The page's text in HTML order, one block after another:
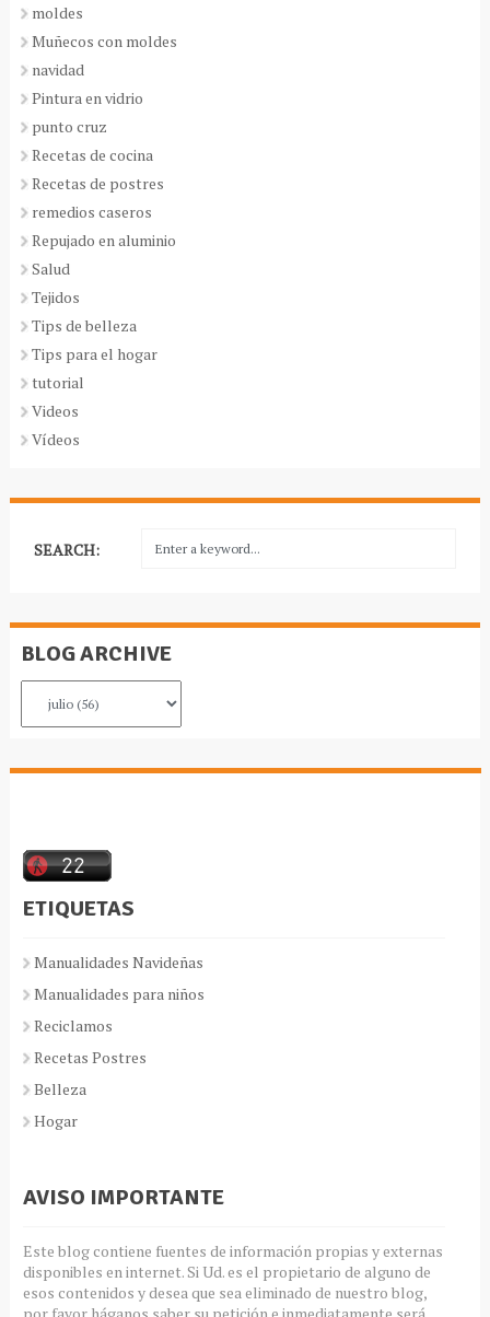
moldes
Muñecos con moldes
navidad
Pintura en vidrio
punto cruz
Recetas de cocina
Recetas de postres
remedios caseros
Repujado en aluminio
Salud
Tejidos
Tips de belleza
Tips para el hogar
tutorial
Videos
Vídeos
SEARCH:
BLOG ARCHIVE
ETIQUETAS
Manualidades Navideñas
Manualidades para niños
Reciclamos
Recetas Postres
Belleza
Hogar
AVISO IMPORTANTE
Este blog contiene fuentes de información propias y externas
disponibles en internet. Si Ud. es el propietario de alguno de
esos contenidos y desea que sea eliminado de nuestro blog,